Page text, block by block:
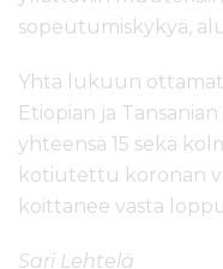
sopeutumiskykyä,
Yhtä lukuun
Etiopian ja
yhteensä 15 sekä
kotiutettu koronan
koittanee vasta
Sari Lehtelä